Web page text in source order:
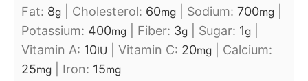
Fat: 8g Cholesterol: 60mg Sodium: 700mg
Potassium: 400mg Fiber: 3g Sugar: 1g
Vitamin A: 10IU Vitamin C: 20mg
Calcium:
25mg Iron: 15mg